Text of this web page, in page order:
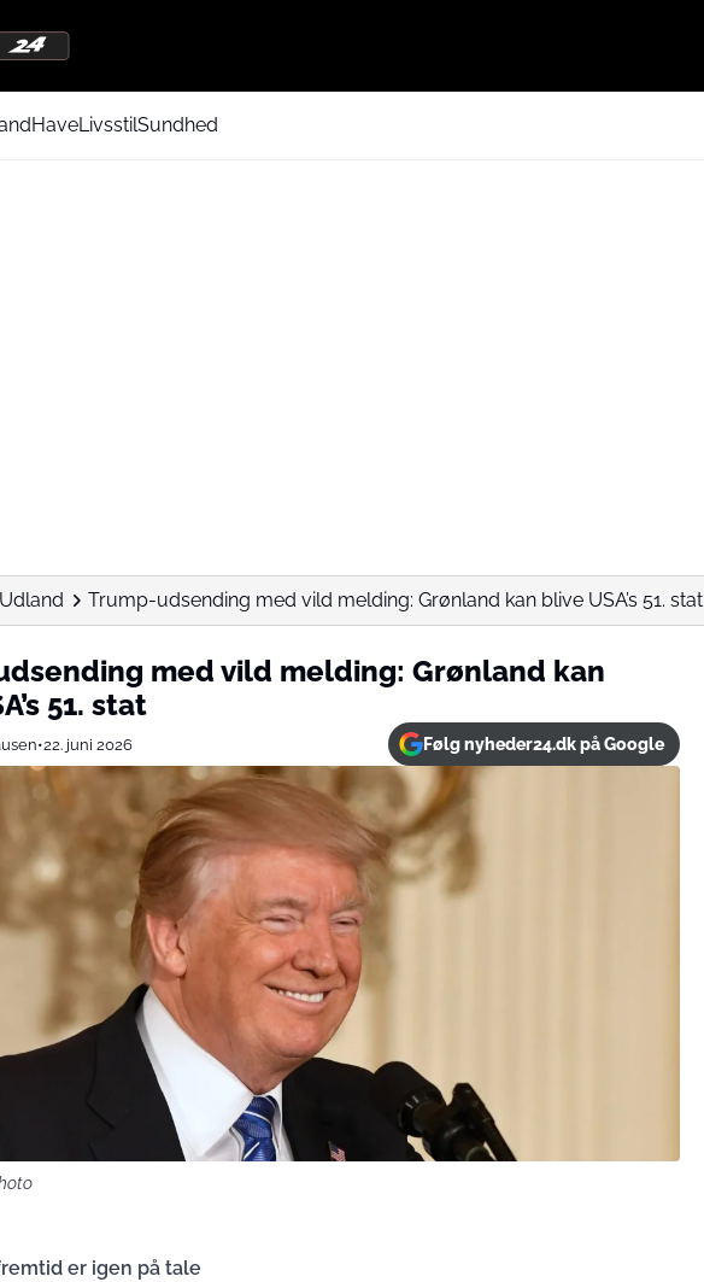
HaveLivsstilSundhed
Udland Trump-udsending med vild melding: Grønland kan blive USA’s 51. stat
med vild melding: Grønland kan
51. stat
•22. juni 2026 Følg nyheder24.dk på Google
er igen på tale